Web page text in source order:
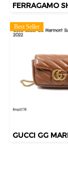
Best Seller